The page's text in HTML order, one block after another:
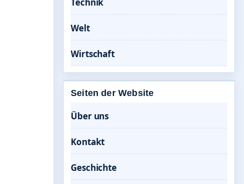
Welt
Wirtschaft
Seiten der Website
Über uns
Kontakt
Geschichte